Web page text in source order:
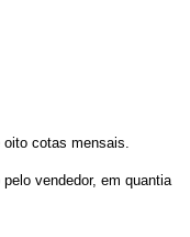
cotas mensais.
vendedor, em quantia